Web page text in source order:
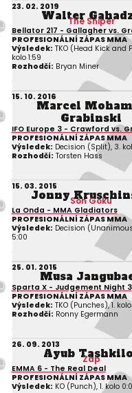
23. 02. 2019
WalterThe Sniper
Bellator 217 - Gallagher vs.
PROFESIONÁLNÍ ZÁPAS MMA
Výsledek: TKO (Head Kick and
kolo 1:59
Rozhodčí: Bryan Miner
15. 10. 2016
Marcel
Grabinski
IFO Europe 3 - Crawford vs.
PROFESIONÁLNÍ ZÁPAS MMA
Výsledek: Decision (Split), 3.
Rozhodčí: Torsten Hass
15. 03. 2015
JonnySon Goku
La Onda - MMA Gladiators
PROFESIONÁLNÍ ZÁPAS MMA
Výsledek: Decision
5:00
25. 01. 2015
Musa
Sparta X - Judgement Night 3
PROFESIONÁLNÍ ZÁPAS MMA
Výsledek: TKO (Punches), 1.
Rozhodčí: Ronny Egermann
26. 09. 2013
Ayub Zap
EMMA 6 - The Real Deal
PROFESIONÁLNÍ ZÁPAS MMA
Výsledek: KO (Punch), 1. kolo